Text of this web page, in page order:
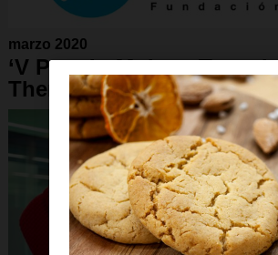
marzo 2020
‘V Premio Mujer y
Therese Jamaa